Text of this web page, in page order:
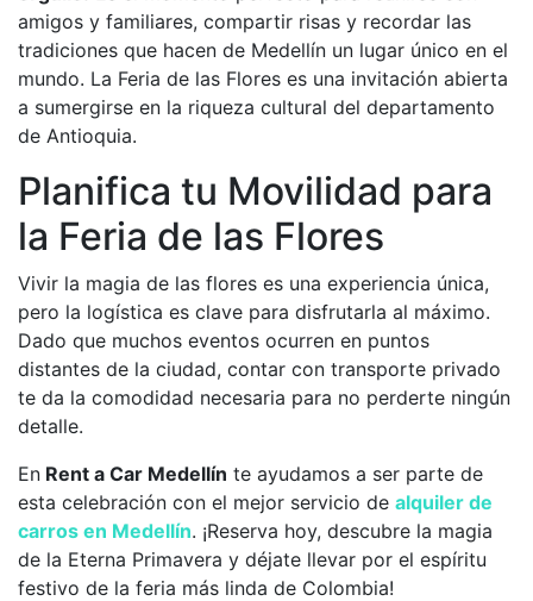
amigos y familiares, compartir risas y recordar las
tradiciones que hacen de Medellín un lugar único en el
mundo. La Feria de las Flores es una invitación abierta
a sumergirse en la riqueza cultural del departamento
de Antioquia.
Planifica tu Movilidad para
la Feria de las Flores
Vivir la magia de las flores es una experiencia única,
pero la logística es clave para disfrutarla al máximo.
Dado que muchos eventos ocurren en puntos
distantes de la ciudad, contar con transporte privado
te da la comodidad necesaria para no perderte ningún
detalle.
En Rent a Car Medellín te ayudamos a ser parte de
esta celebración con el mejor servicio de alquiler de
carros en Medellín. ¡Reserva hoy, descubre la magia
de la Eterna Primavera y déjate llevar por el espíritu
festivo de la feria más linda de Colombia!